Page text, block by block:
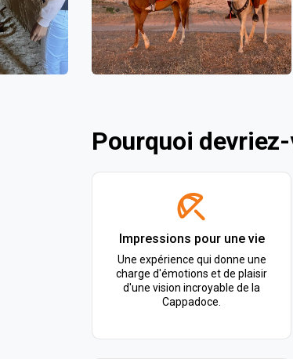
Pourquoi
Impressions pour une vie
Une expérience qui donne une
charge d'émotions et de plaisir
d'une vision incroyable de la
Cappadoce.